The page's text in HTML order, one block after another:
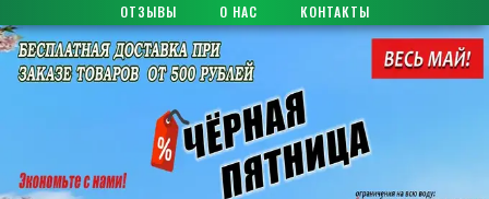
ОТЗЫВЫ
О НАС КОНТАКТЫ